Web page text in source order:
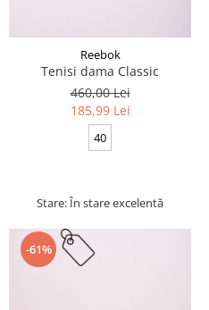
Reebok
Tenisi dama Classic
460,00 Lei
185,99 Lei
40
Stare: În stare excelentă
-61%